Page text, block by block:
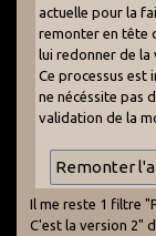
actuelle pour la
remonter en tête
lui redonner de la
Ce processus est
ne nécéssite pas
validation de la
Il me reste 1 filtre
C'est la version 2"